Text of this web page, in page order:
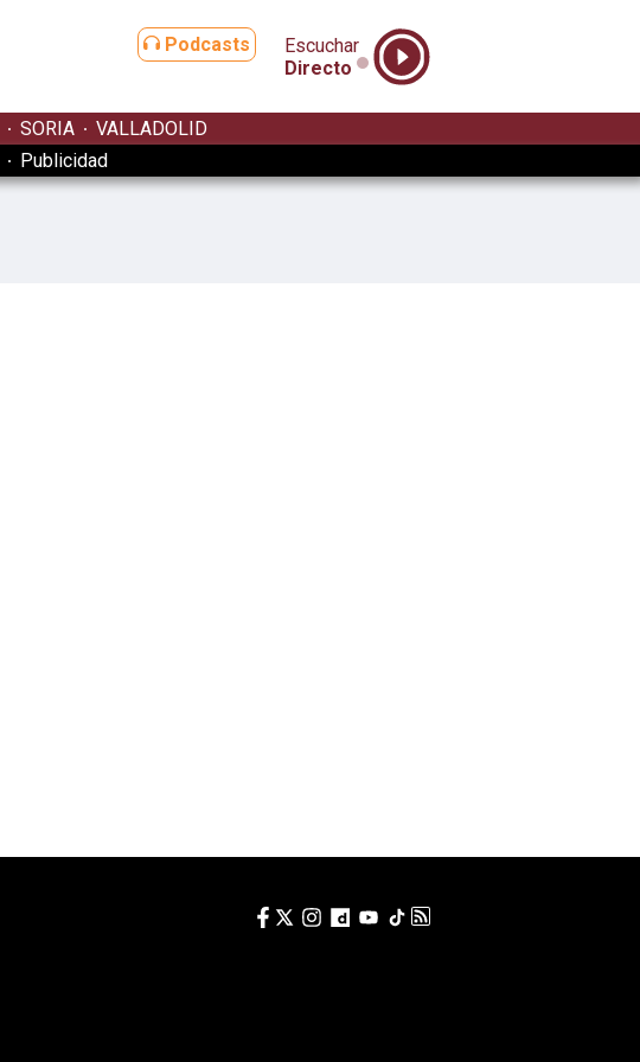
Podcasts
Escuchar
Directo
SORIA
VALLADOLID
Publicidad